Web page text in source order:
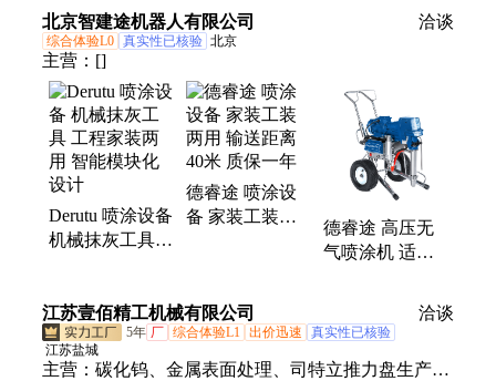
北京智建途机器人有限公司 洽谈
综合体验L0 真实性已核验 北京
主营： []
Derutu 喷涂设备
机械抹灰工具
德睿途 喷涂设
备 家装工装两
德睿途 高压无
气喷涂机 适用
江苏壹佰精工机械有限公司 洽谈
5年 厂 综合体验L1 出价迅速
真实性已核验
江苏盐城
主营： 碳化钨、金属表面处理、司特立推力盘生产、